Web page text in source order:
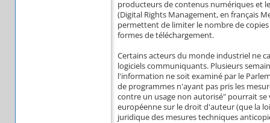
producteurs de contenus numériques et
(Digital Rights Management, en français
permettent de limiter le nombre de
formes de téléchargement.
Certains acteurs du monde industriel ne
logiciels communiquants. Plusieurs
l'information ne soit examiné par le
de programmes n'ayant pas pris les
contre un usage non autorisé" pourrait
européenne sur le droit d'auteur (que la
juridique des mesures techniques